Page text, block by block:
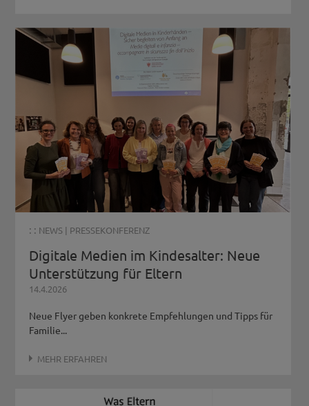
: : NEWS | PRESSEKONFERENZ
Digitale Medien im Kindesalter: Neue
Unterstützung für Eltern
14.4.2026
Neue Flyer geben konkrete Empfehlungen und Tipps für
Familie...
MEHR ERFAHREN